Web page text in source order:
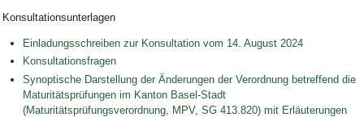
Konsultationsunterlagen
Einladungsschreiben zur Konsultation vom 14. August 2024
Konsultationsfragen
Synoptische Darstellung der Änderungen der Verordnung betreffend die
Maturitätsprüfungen im Kanton Basel-Stadt
(Maturitätsprüfungsverordnung, MPV, SG 413.820) mit Erläuterungen